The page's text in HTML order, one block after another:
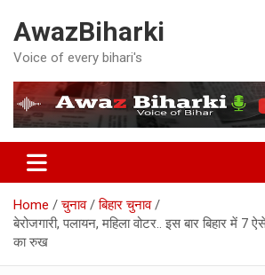
content
AwazBiharki
Voice of every bihari's
Home चुनाव
बिहार चुनाव
बेरोजगारी, पलायन, महिला वोटर.. इस बार बिहार में 7
का रुख